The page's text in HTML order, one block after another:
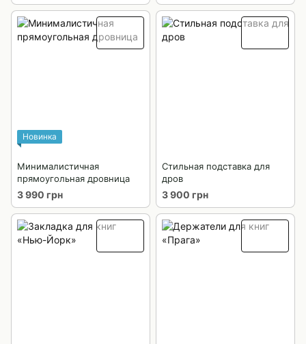
Новинка
Минималистичная
прямоугольная дровница
3 990 грн
Стильная подставка для
дров
3 900 грн